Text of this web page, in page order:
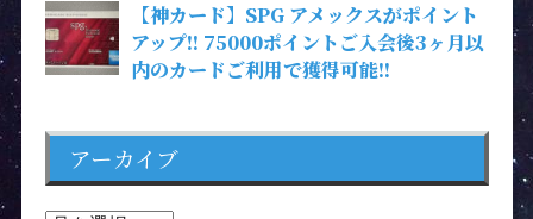
【神カード】SPG アメックスがポイント
アップ!! 75000ポイントご入会後3ヶ月以
内のカードご利用で獲得可能!!
アーカイブ